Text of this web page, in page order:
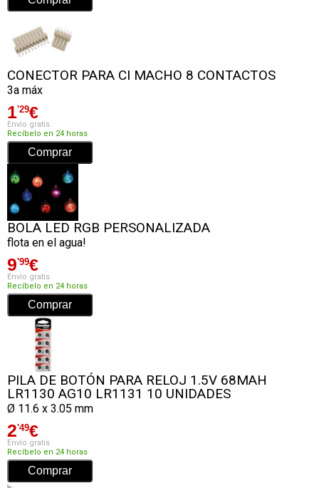
CONECTOR PARA CI MACHO 8 CONTACTOS
3a máx
1'29€
Envío gratis
Recíbelo en 24 horas
BOLA LED RGB PERSONALIZADA
flota en el agua!
9'99€
Envío gratis
Recíbelo en 24 horas
PILA DE BOTÓN PARA RELOJ 1.5V 68MAH
LR1130 AG10 LR1131 10 UNIDADES
Ø 11.6 x 3.05 mm
2'49€
Envío gratis
Recíbelo en 24 horas